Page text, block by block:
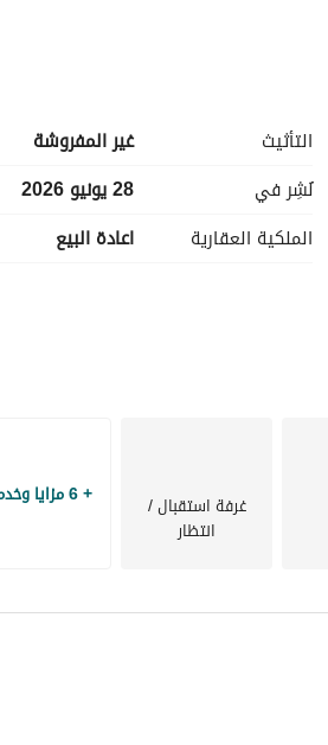
التأثيث
غير المفروشة
نُشِر في
28 يونيو 2026
الملكية العقارية
اعادة البيع
غرفة استقبال /
انتظار
+ 6 مزايا وخدمات